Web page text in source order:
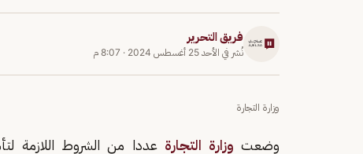
فريق التحرير
نُشر في الأحد 25 أغسطس 2024 · 8:07 م
وزارة التجارة
وضعت وزارة التجارة عددا من الشروط